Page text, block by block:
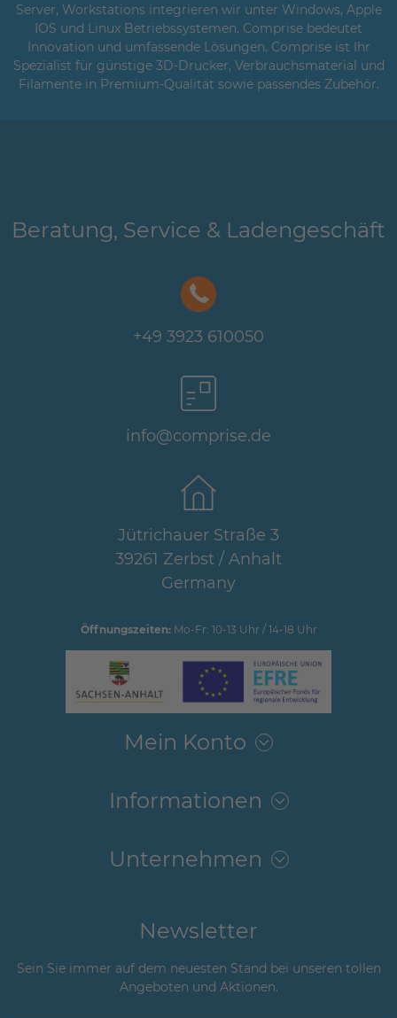
Server, Workstations integrieren wir unter Windows, Apple
IOS und Linux Betriebssystemen. Comprise bedeutet
Innovation und umfassende Lösungen. Comprise ist Ihr
Spezialist für günstige 3D-Drucker, Verbrauchsmaterial und
Filamente in Premium-Qualität sowie passendes Zubehör.
Beratung, Service & Ladengeschäft
+49 3923 610050
info@comprise.de
Jütrichauer Straße 3
39261 Zerbst / Anhalt
Germany
Öffnungszeiten:Mo-Fr: 10-13 Uhr / 14-18 Uhr
Mein Konto
Informationen
Unternehmen
Newsletter
Sein Sie immer auf dem neuesten Stand bei unseren tollen
Angeboten und Aktionen.